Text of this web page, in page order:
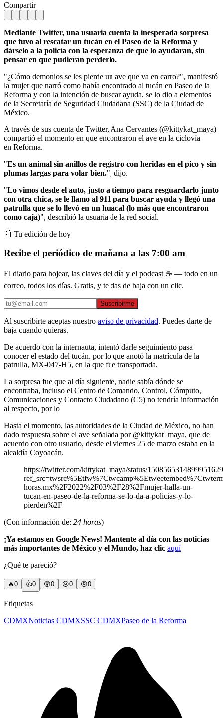
Compartir
Mediante Twitter, una usuaria cuenta la inesperada sorpresa
que tuvo al rescatar un tucán en el Paseo de la Reforma y
dárselo a la policía con la esperanza de que lo ayudaran, sin
pensar en que pudieran perderlo.
"¿Cómo demonios se les pierde un ave que va en carro?", manifestó
la mujer que narró como había encontrado al tucán en Paseo de la
Reforma y con la intención de buscar ayuda, se lo dio a elementos
de la Secretaría de Seguridad Ciudadana (SSC) de la Ciudad de
México.
A través de sus cuenta de Twitter, Ana Cervantes (@kittykat_maya)
compartió el momento en que encontraron el ave en la ciclovía
en Reforma.
"Es un animal sin anillos de registro con heridas en el pico y sin
plumas largas para volar bien.", dijo.
"Lo vimos desde el auto, justo a tiempo para resguardarlo junto
con otra chica, se le llamo al 911 para buscar ayuda y llegó una
patrulla que se lo llevó en un huacal (lo más que encontraron
como caja)", describió la usuaria de la red social.
📰 Tu edición de hoy
Recibe el periódico de mañana a las 7:00 am
El diario para hojear, las claves del día y el podcast ☕ — todo en un
correo, todos los días. Gratis, y te das de baja con un clic.
Suscribirme
Al suscribirte aceptas nuestro aviso de privacidad. Puedes darte de
baja cuando quieras.
De acuerdo con la internauta, intentó darle seguimiento pasa
conocer el estado del tucán, por lo que anotó la matrícula de la
patrulla, MX-047-H5, en la que fue transportada.
La sorpresa fue que al día siguiente, nadie sabía dónde se
encontraba, incluso el Centro de Comando, Control, Cómputo,
Comunicaciones y Contacto Ciudadano (C5) no tendría información
al respecto, por lo
Hasta el momento, las autoridades de la Ciudad de México, no han
dado respuesta sobre el ave señalada por @kittykat_maya, que de
acuerdo con otro usuario, desde el viernes 25 de marzo estaba en la
alcaldía Coyoacán.
https://twitter.com/kittykat_maya/status/
horas.mx%2F2022%2F03%2F28%2Fmujer-halla-un-
tucan-en-paseo-de-la-reforma-se-lo-da-a-policias-y-lo-
pierden%2F
(Con información de: 24 horas)
¡Ya estamos en Google News! Mantente al día con las noticias
más importantes de México y el Mundo, haz clic aquí
¿Qué te pareció?
🔥0 👍0 😲0 😢0 😠0
Etiquetas
CDMXNoticias CDMXSSC CDMXPaseo de la Reforma